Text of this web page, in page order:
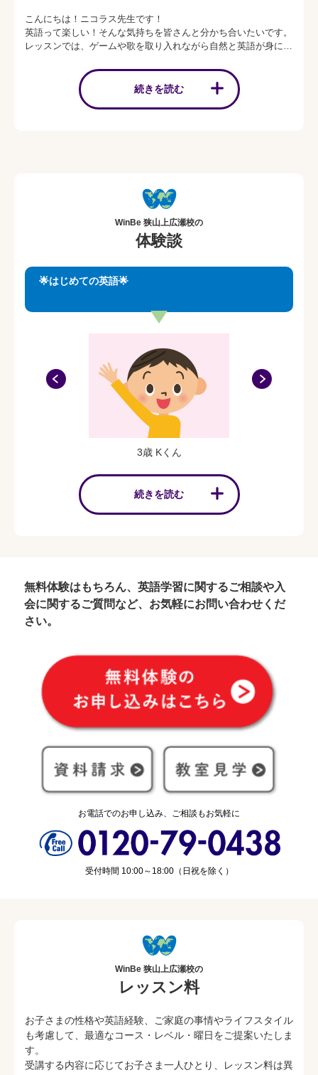
こんにちは！ニコラス先生です！
英語って楽しい！そんな気持ちを皆さんと分かち合いたいです。
レッスンでは、ゲームや歌を取り入れながら自然と英語が身につ
一緒に、英語の世界を冒険しましょう！
Hello！I’ｍ Nicholas！
続きを読む
WinBe 狭山上広瀬校の
体験談
🌟はじめての英語🌟
3歳 Kくん
続きを読む
無料体験はもちろん、英語学習に関するご相談や入
会に関するご質問など、お気軽にお問い合わせくだ
さい。
お電話でのお申し込み、ご相談もお気軽に
受付時間 10:00～18:00（日祝を除く）
WinBe 狭山上広瀬校の
レッスン料
お子さまの性格や英語経験、ご家庭の事情やライフスタイル
も考慮して、最適なコース・レベル・曜日をご提案いたしま
す。
受講する内容に応じてお子さま一人ひとり、レッスン料は異